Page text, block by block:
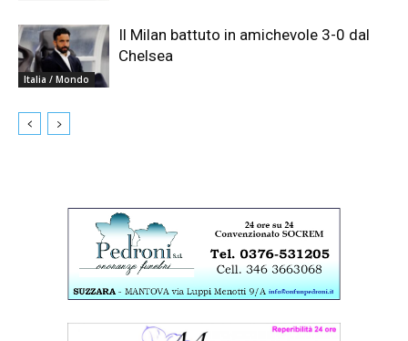
Italia / Mondo
Il Milan battuto in amichevole 3-0 dal
Chelsea